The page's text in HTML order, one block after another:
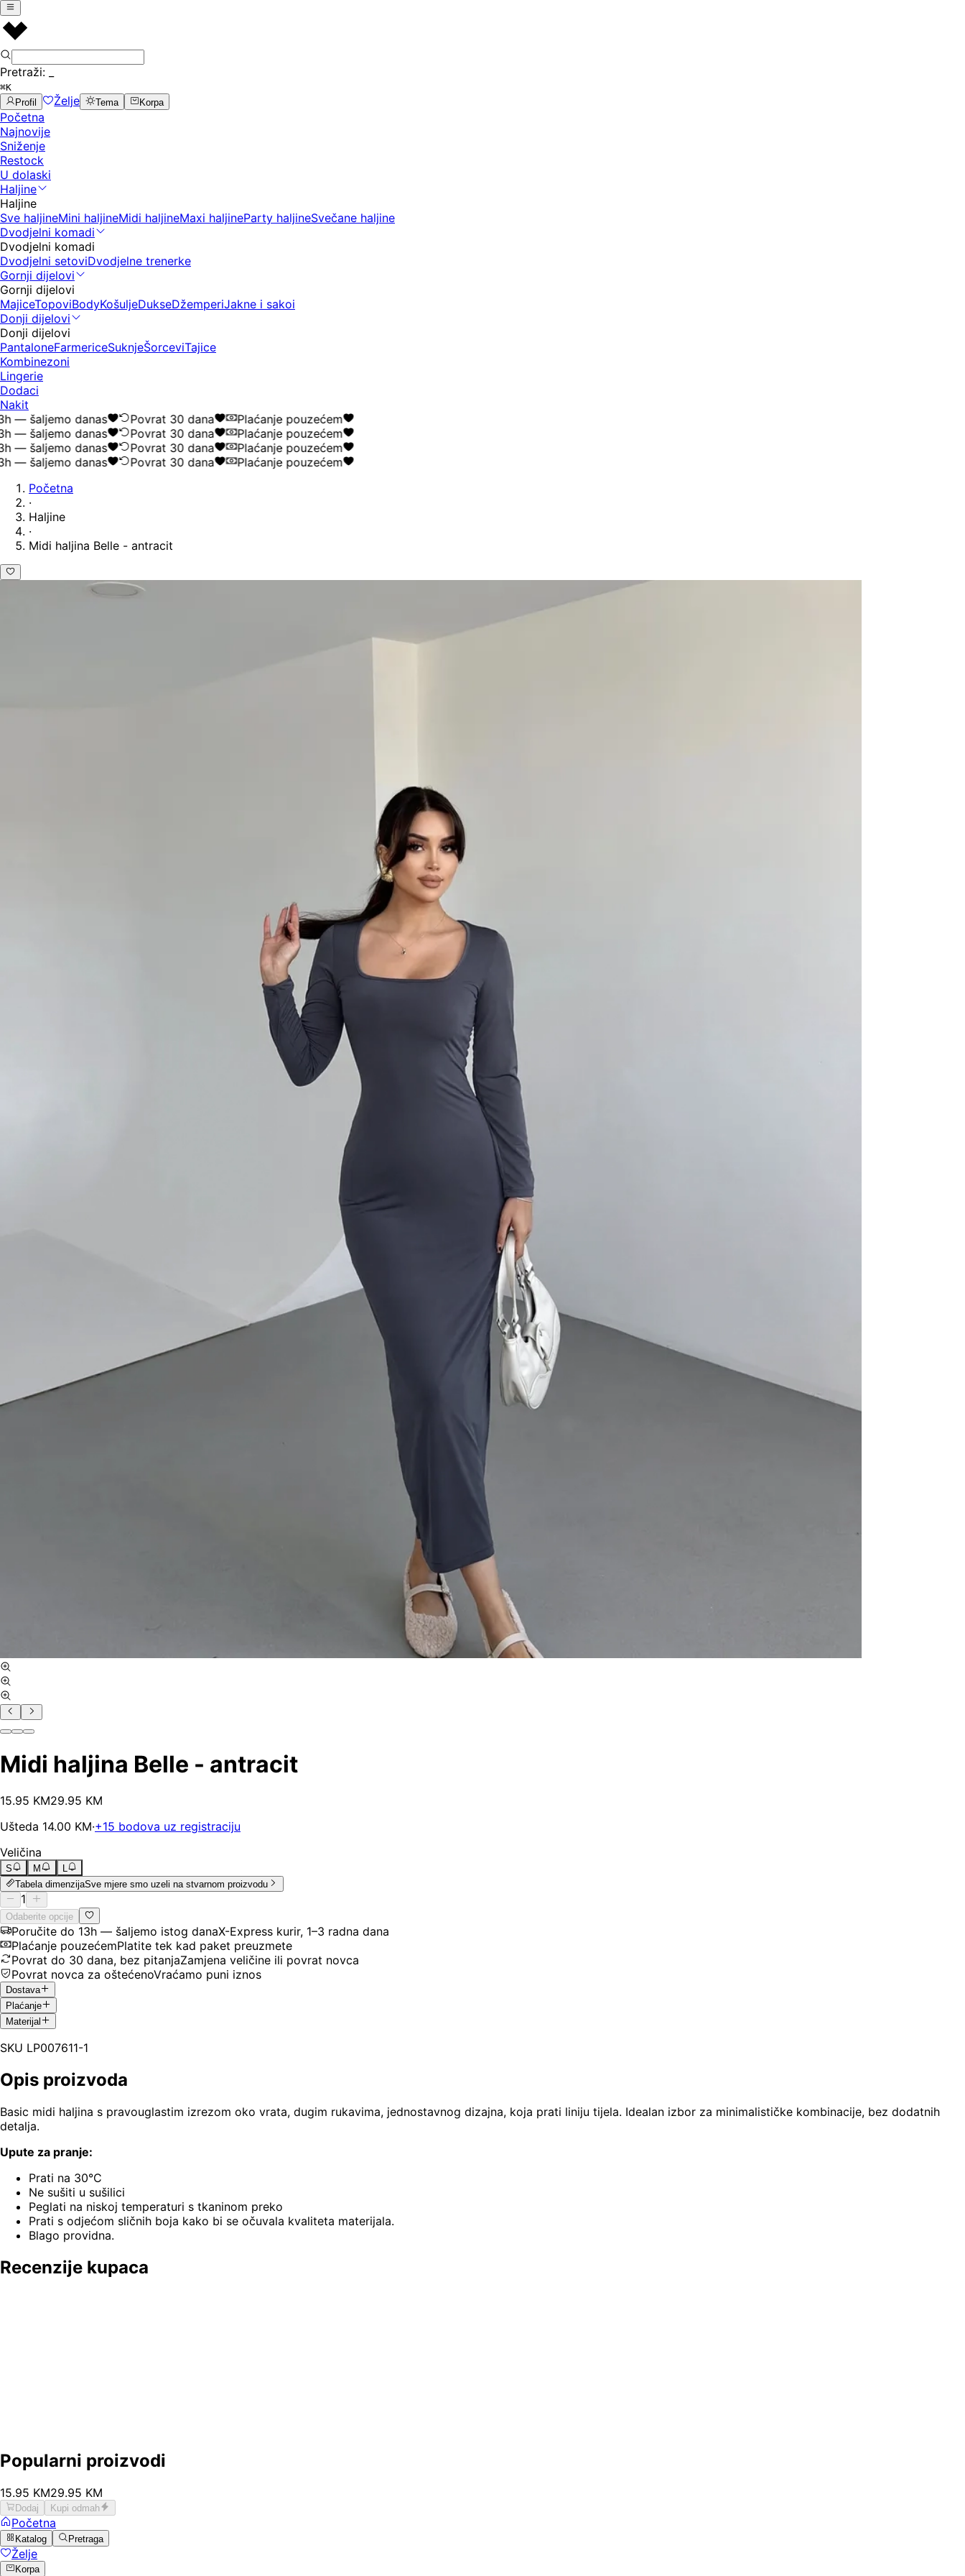
Pretraži:
⌘K
Profil
Želje Tema Korpa
Početna
Najnovije
Sniženje
Restock
U dolaski
Haljine
Haljine
Sve haljineMini haljineMidi haljineMaxi haljineParty haljineSvečane haljine
Dvodjelni komadi
Dvodjelni komadi
Dvodjelni setoviDvodjelne trenerke
Gornji dijelovi
Gornji dijelovi
MajiceTopoviBodyKošuljeDukseDžemperiJakne i sakoi
Donji dijelovi
Donji dijelovi
PantaloneFarmericeSuknjeŠorceviTajice
Kombinezoni
Lingerie
Dodaci
Nakit
šaljemo danas
Povrat 30 dana
Plaćanje pouzećem
šaljemo danas
Povrat 30 dana
Plaćanje pouzećem
šaljemo danas
Povrat 30 dana
Plaćanje pouzećem
šaljemo danas
Povrat 30 dana
Plaćanje pouzećem
Početna
·
Haljine
·
Midi haljina Belle - antracit
Midi haljina Belle - antracit
15.95 KM29.95 KM
Ušteda 14.00 KM·+15 bodova uz registraciju
Veličina
S M
L
Tabela dimenzijaSve mjere smo uzeli na stvarnom proizvodu
1
Odaberite opcije
Poručite do 13h — šaljemo istog danaX-Express kurir, 1–3 radna dana
Plaćanje pouzećemPlatite tek kad paket preuzmete
Povrat do 30 dana, bez pitanjaZamjena veličine ili povrat novca
Povrat novca za oštećenoVraćamo puni iznos
Dostava
Plaćanje
Materijal
SKU LP007611-1
Opis proizvoda
Basic midi haljina s pravouglastim izrezom oko vrata, dugim rukavima, jednostavnog dizajna, koja prati liniju tijela. Idealan izbor za minimalističke kombinacije, bez dodatnih
detalja.
Upute za pranje:
Prati na 30°C
Ne sušiti u sušilici
Peglati na niskoj temperaturi s tkaninom preko
Prati s odjećom sličnih boja kako bi se očuvala kvaliteta materijala.
Blago providna.
Recenzije kupaca
Popularni proizvodi
15.95 KM29.95 KM
Dodaj Kupi odmah
Početna
Katalog Pretraga
Želje
Korpa